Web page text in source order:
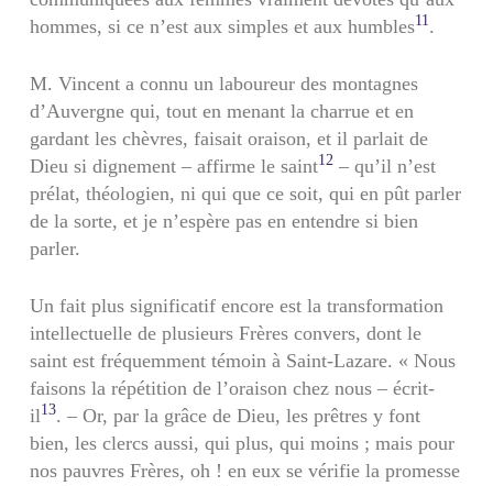
hommes, si ce n’est aux simples et aux humbles11.
M. Vincent a connu un laboureur des montagnes
d’Auvergne qui, tout en menant la charrue et en
gardant les chèvres, faisait oraison, et il parlait de
Dieu si dignement – affirme le saint12– qu’il n’est
prélat, théologien, ni qui que ce soit, qui en pût parler
de la sorte, et je n’espère pas en entendre si bien
parler.
Un fait plus significatif encore est la transformation
intellectuelle de plusieurs Frères convers, dont le
saint est fréquemment témoin à Saint-Lazare. « Nous
faisons la répétition de l’oraison chez nous – écrit-
il13. – Or, par la grâce de Dieu, les prêtres y font
bien, les clercs aussi, qui plus, qui moins ; mais pour
nos pauvres Frères, oh ! en eux se vérifie la promesse